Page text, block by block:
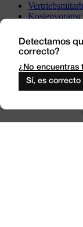
Besuchen Sie
Arbeiten Sie
Outlet
Detectamos
correcto?
¿No encuentras
Sí, es correcto